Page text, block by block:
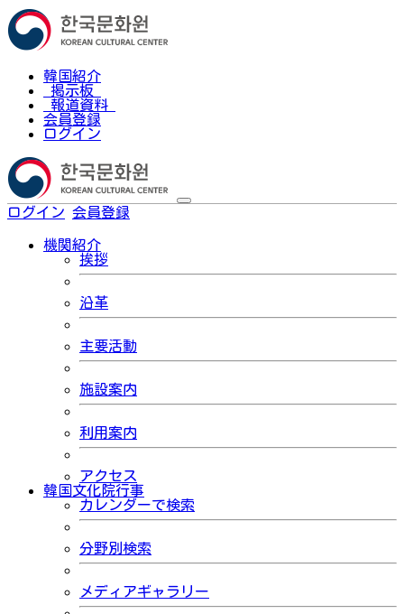
韓国紹介
掲示板
報道資料
会員登録
ログイン
ログイン 会員登録
機関紹介
挨拶
沿革
主要活動
施設案内
利用案内
アクセス
韓国文化院行事
カレンダーで検索
分野別検索
メディアギャラリー